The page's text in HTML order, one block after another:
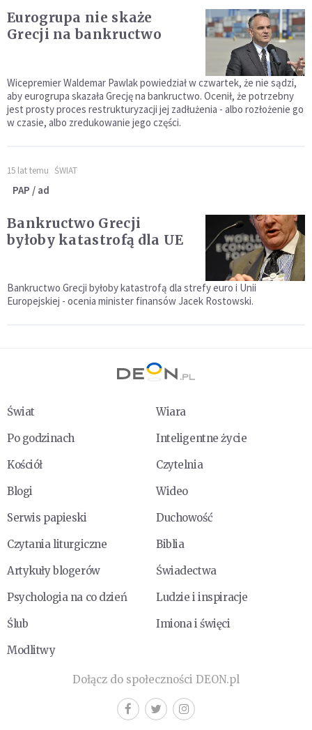
Eurogrupa nie skaże
Grecji na bankructwo
Wicepremier Waldemar Pawlak powiedział w czwartek, że nie sądzi,
aby eurogrupa skazała Grecję na bankructwo. Ocenił, że potrzebny
jest prosty proces restrukturyzacji jej zadłużenia - albo rozłożenie go
w czasie, albo zredukowanie jego części.
15 lat temu ŚWIAT
PAP / ad
Bankructwo Grecji
byłoby katastrofą dla UE
Bankructwo Grecji byłoby katastrofą dla strefy euro i Unii
Europejskiej - ocenia minister finansów Jacek Rostowski.
Świat
Wiara
Po godzinach
Inteligentne życie
Kościół
Czytelnia
Blogi
Wideo
Serwis papieski
Duchowość
Czytania liturgiczne
Biblia
Artykuły blogerów
Świadectwa
Psychologia na co dzień
Ludzie i inspiracje
Ślub
Imiona i święci
Modlitwy
Dołącz do społeczności DEON.pl